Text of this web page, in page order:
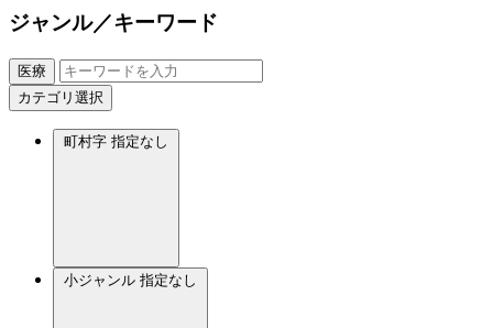
ジャンル／キーワード
医療
カテゴリ選択
町村字 指定なし
小ジャンル 指定なし